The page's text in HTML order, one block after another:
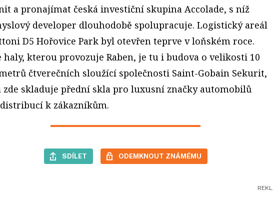
a pronajímat česká investiční skupina Accolade, s níž
developer dlouhodobě spolupracuje. Logistický areál
D5 Hořovice Park byl otevřen teprve v loňském roce.
haly, kterou provozuje Raben, je tu i budova o velikosti 10
čtverečních sloužící společnosti Saint-Gobain Sekurit,
zde skladuje přední skla pro luxusní značky automobilů
k zákazníkům.
SDÍLET ODEMKNOUT ZNÁMÉMU